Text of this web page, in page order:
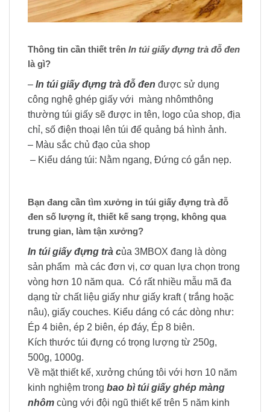
Thông tin cần thiết trên In túi giấy đựng trà đỗ đen
là gì?
– In túi giấy đựng trà đỗ đen được sử dụng
công nghệ ghép giấy với màng nhômthông
thường túi giấy sẽ được in tên, logo của shop, địa
chỉ, số điện thoại lên túi để quảng bá hình ảnh.
– Màu sắc chủ đạo của shop
– Kiểu dáng túi: Nằm ngang, Đứng có gắn nẹp.
Bạn đang cần tìm xưởng in túi giấy đựng trà đỗ
đen số lượng ít, thiết kế sang trọng, không qua
trung gian, làm tận xưởng?
In túi giấy đựng trà của 3MBOX đang là dòng
sản phẩm mà các đơn vị, cơ quan lựa chọn trong
vòng hơn 10 năm qua. Có rất nhiều mẫu mã đa
dạng từ chất liệu giấy như giấy kraft ( trắng hoặc
nâu), giấy couches. Kiểu dáng có các dòng như:
Ép 4 biên, ép 2 biên, ép đáy, Ép 8 biên.
Kích thước túi đựng có trọng lượng từ 250g,
500g, 1000g.
Về mặt thiết kế, xưởng chúng tôi với hơn 10 năm
kinh nghiệm trong bao bì túi giấy ghép màng
nhôm cùng với đội ngũ thiết kế trên 5 năm kinh